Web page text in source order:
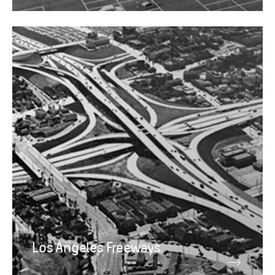
Los Angeles Freeways
Los Angeles Freeways
Stig Nordqvist och bilsamhället
Los Angeles Freeways, The Four Level, 1954,
ett år efter öppnandet.
Courtesy of the Dick Whittington Photography
Collection, USC Libraries.